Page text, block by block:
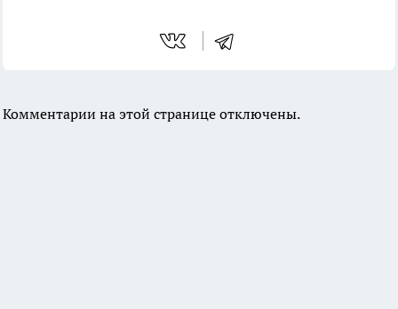
Комментарии на этой странице отключены.